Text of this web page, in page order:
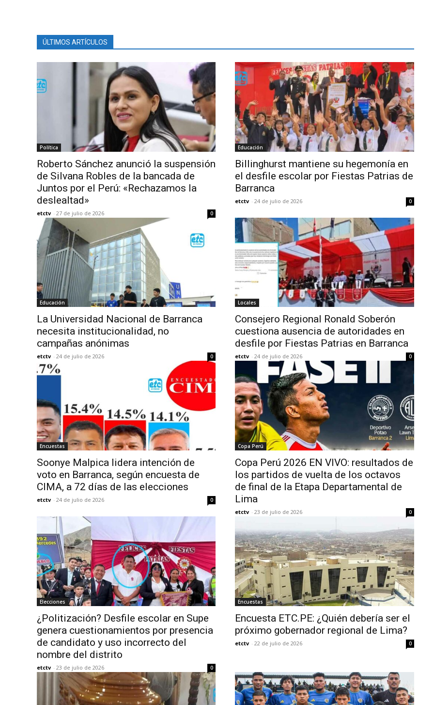
ÚLTIMOS ARTÍCULOS
Política
Roberto Sánchez anunció la suspensión
de Silvana Robles de la bancada de
Juntos por el Perú: «Rechazamos la
deslealtad»
etctv - 27 de julio de 2026 0
Educación
Billinghurst mantiene su hegemonía en
el desfile escolar por Fiestas Patrias de
Barranca
etctv - 24 de julio de 2026 0
Educación
La Universidad Nacional de Barranca
necesita institucionalidad, no
campañas anónimas
etctv - 24 de julio de 2026 0
Locales
Consejero Regional Ronald Soberón
cuestiona ausencia de autoridades en
desfile por Fiestas Patrias en Barranca
etctv - 24 de julio de 2026 0
Encuestas
Soonye Malpica lidera intención de
voto en Barranca, según encuesta de
CIMA, a 72 días de las elecciones
etctv - 24 de julio de 2026 0
Copa Perú
Copa Perú 2026 EN VIVO: resultados de
los partidos de vuelta de los octavos
de final de la Etapa Departamental de
Lima
etctv - 23 de julio de 2026 0
Elecciones
¿Politización? Desfile escolar en Supe
genera cuestionamientos por presencia
de candidato y uso incorrecto del
nombre del distrito
etctv - 23 de julio de 2026 0
Encuestas
Encuesta ETC.PE: ¿Quién debería ser el
próximo gobernador regional de Lima?
etctv - 22 de julio de 2026 0